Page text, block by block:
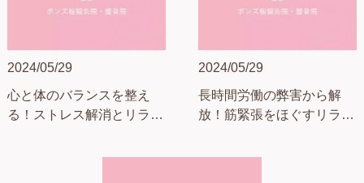
2024/05/29
心と体のバランスを整え
る！ストレス解消とリラク
2024/05/29
長時間労働の弊害から解
放！筋緊張をほぐすリラッ